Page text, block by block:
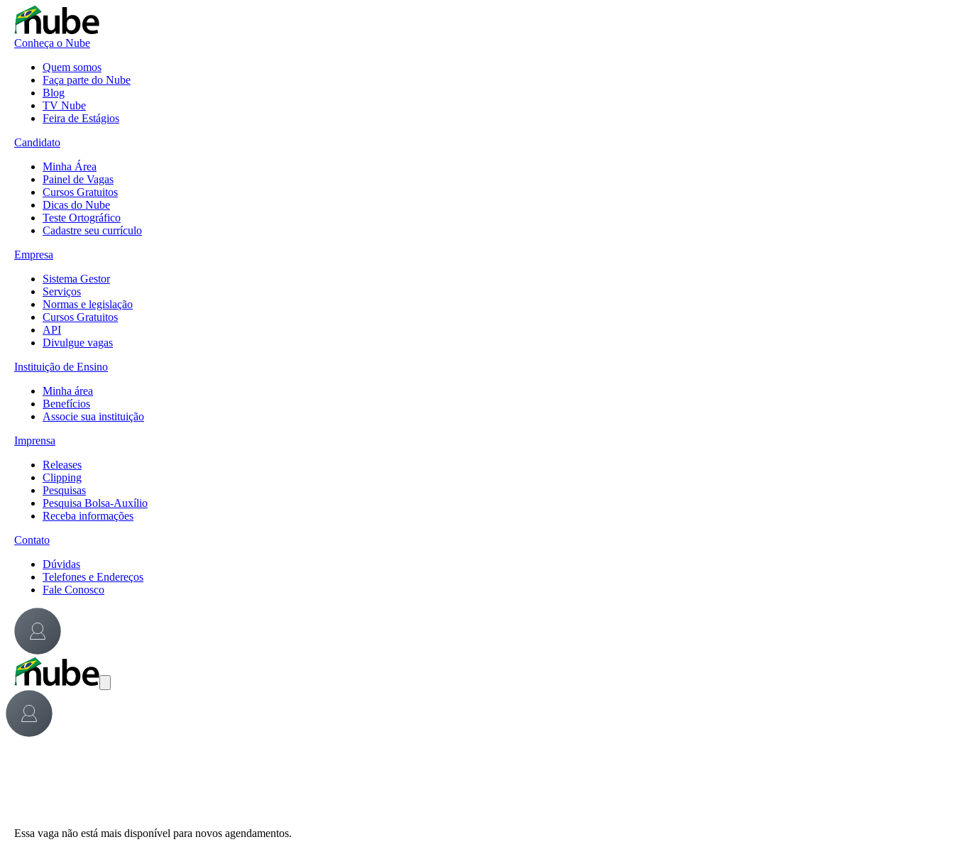
Conheça o Nube
Quem somos
Faça parte do Nube
Blog
TV Nube
Feira de Estágios
Candidato
Minha Área
Painel de Vagas
Cursos Gratuitos
Dicas do Nube
Teste Ortográfico
Cadastre seu currículo
Empresa
Sistema Gestor
Serviços
Normas e legislação
Cursos Gratuitos
API
Divulgue vagas
Instituição de Ensino
Minha área
Benefícios
Associe sua instituição
Imprensa
Releases
Clipping
Pesquisas
Pesquisa Bolsa-Auxílio
Receba informações
Contato
Dúvidas
Telefones e Endereços
Fale Conosco
Essa vaga não está mais disponível para novos agendamentos.